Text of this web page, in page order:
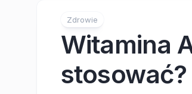
Zdrowie
Witamina
stosować?